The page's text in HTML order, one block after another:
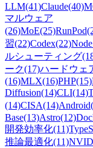
LLM(41)Claude(40)
マルウェア
(26)MoE(25)RunPod
習(22)Codex(22)
ルシューティング
ーク(17)ハードウェ
(16)MLX(16)PHP(15)
Diffusion(14)CLI(14)
(14)CISA(14)Android
Base(13)Astro(12)
開発効率化(11)
推論最適化(11)